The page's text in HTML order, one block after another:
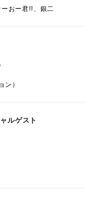
おー君!!、銀二
ン）
ルゲスト